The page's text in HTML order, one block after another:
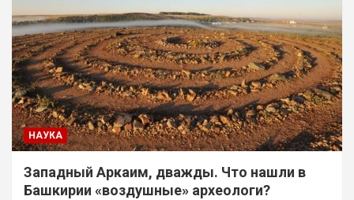
НАУКА
Западный Аркаим, дважды. Что нашли в
Башкирии «воздушные» археологи?